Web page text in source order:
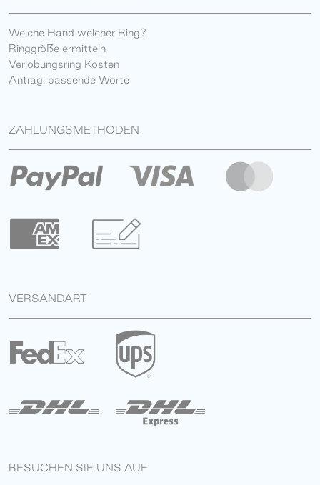
Welche Hand welcher Ring?
Ringgröße ermitteln
Verlobungsring Kosten
Antrag: passende Worte
ZAHLUNGSMETHODEN
VERSANDART
BESUCHEN SIE UNS AUF